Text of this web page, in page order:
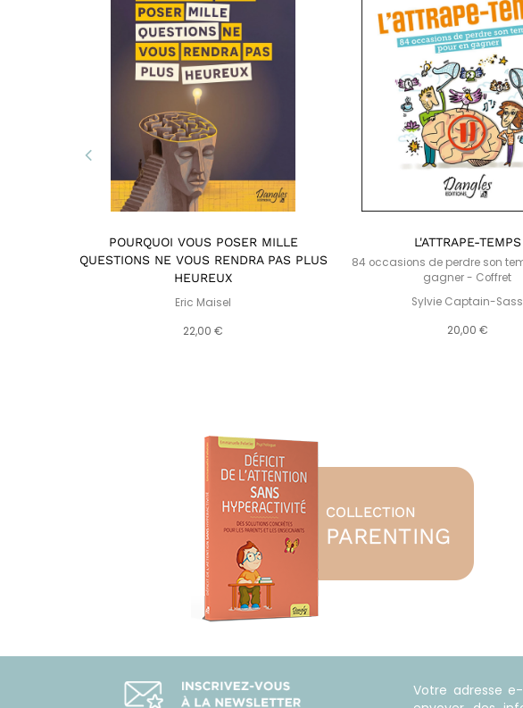
POURQUOI VOUS POSER MILLE
QUESTIONS NE VOUS RENDRA PAS PLUS
HEUREUX
Eric Maisel
22,00 €
L'ATTRAPE-TEMPS
84 occasions de perdre son
gagner - Coffret
Sylvie Captain-Sass
20,00 €
Votre adresse